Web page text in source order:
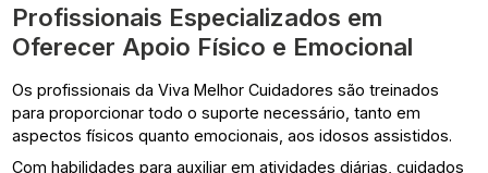
Profissionais Especializados em
Oferecer Apoio Físico e Emocional
Os profissionais da Viva Melhor Cuidadores são treinados
para proporcionar todo o suporte necessário, tanto em
aspectos físicos quanto emocionais, aos idosos assistidos.
Com habilidades para auxiliar em atividades diárias, cuidados